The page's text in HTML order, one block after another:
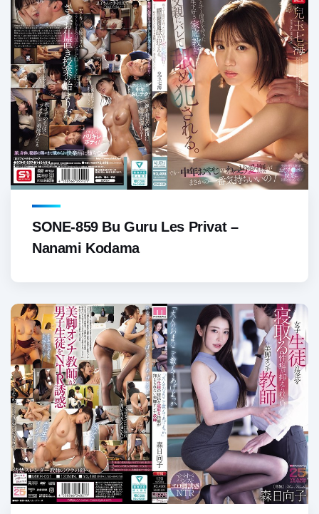
SONE-859 Bu Guru Les Privat –
Nanami Kodama